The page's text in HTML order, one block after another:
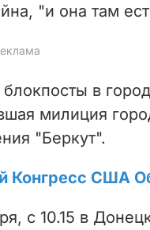
"и она там
в
милиция
"Беркут".
Конгресс США
с 10.15 в